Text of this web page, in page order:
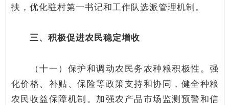
扶，优化驻村第一书记和工作队选派管理机制。
三、积极促进农民稳定增收
（十一）保护和调动农民务农种粮积极性。强
化价格、补贴、保险等政策支持和协同，健全种粮
农民收益保障机制。加强农产品市场监测预警和信